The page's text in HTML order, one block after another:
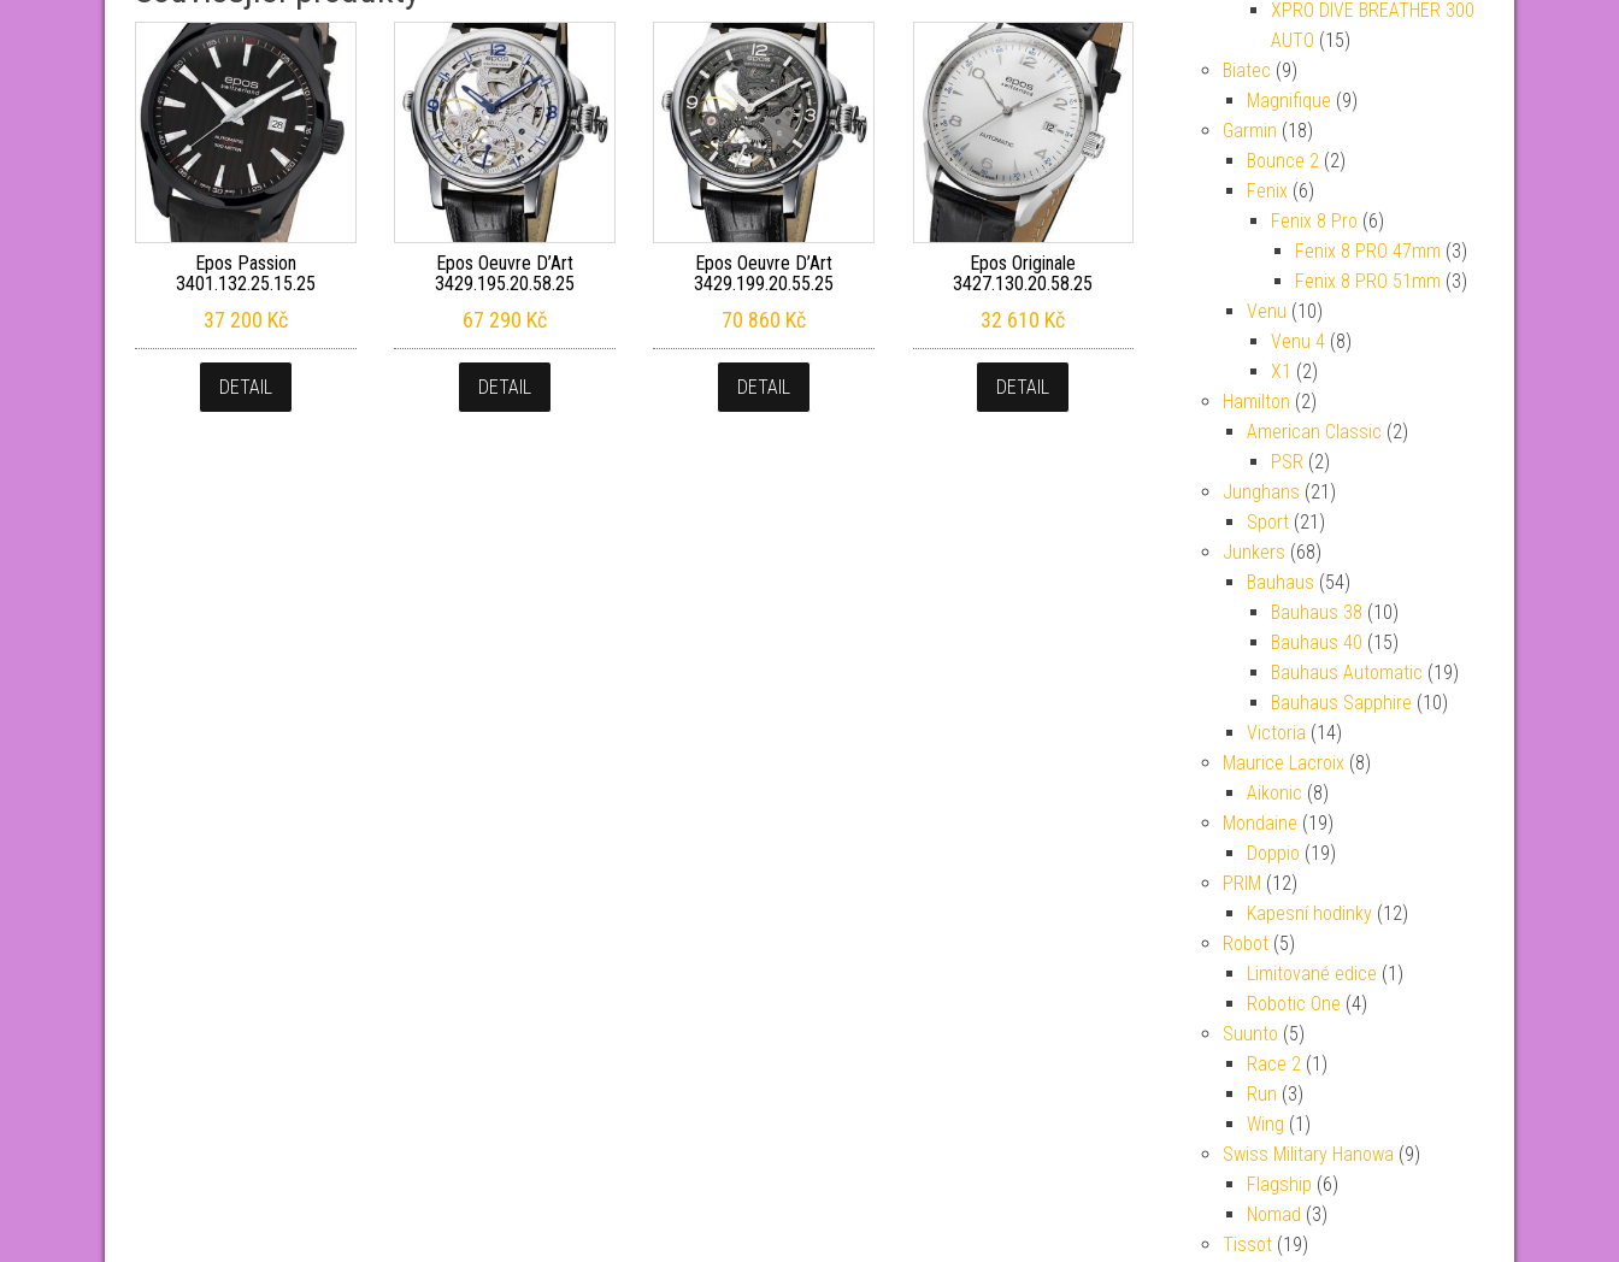
Epos Passion
3401.132.25.15.25
37 200 Kč
DETAIL
Epos Oeuvre D’Art
3429.195.20.58.25
67 290 Kč
DETAIL
Epos Oeuvre D’Art
3429.199.20.55.25
70 860 Kč
DETAIL
Epos Originale
3427.130.20.58.25
32 610 Kč
DETAIL
XPRO DIVE BREATHER 300
AUTO (15)
Biatec (9)
Magnifique (9)
Garmin (18)
Bounce 2 (2)
Fenix (6)
Fenix 8 Pro (6)
Fenix 8 PRO 47mm (3)
Fenix 8 PRO 51mm (3)
Venu (10)
Venu 4 (8)
X1 (2)
Hamilton (2)
American Classic (2)
PSR (2)
Junghans (21)
Sport (21)
Junkers (68)
Bauhaus (54)
Bauhaus 38 (10)
Bauhaus 40 (15)
Bauhaus Automatic (19)
Bauhaus Sapphire (10)
Victoria (14)
Maurice Lacroix (8)
Aikonic (8)
Mondaine (19)
Doppio (19)
PRIM (12)
Kapesní hodinky (12)
Robot (5)
Limitované edice (1)
Robotic One (4)
Suunto (5)
Race 2 (1)
Run (3)
Wing (1)
Swiss Military Hanowa (9)
Flagship (6)
Nomad (3)
Tissot (19)